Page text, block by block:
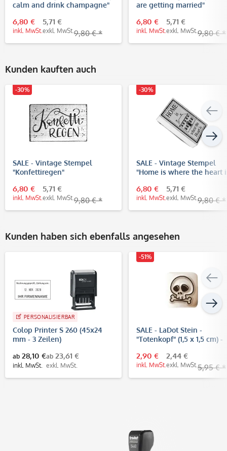
calm and drink champagne"
6,80 €
inkl. MwSt.
5,71 €
exkl. MwSt. 9,80 € *
are getting married"
6,80 €
inkl. MwSt.
5,71 €
exkl. MwSt. 9,80 € *
Kunden kauften auch
-30%
SALE - Vintage Stempel
"Konfettiregen"
6,80 €
inkl. MwSt.
5,71 €
exkl. MwSt. 9,80 € *
-30%
SALE - Vintage Stempel
"Home is where the heart
6,80 €
inkl. MwSt.
5,71 €
exkl. MwSt. 9,80 € *
Kunden haben sich ebenfalls angesehen
PERSONALISIERBAR
Colop Printer S 260 (45x24
mm - 3 Zeilen)
ab 28,10 €
inkl. MwSt.
ab 23,61 €
exkl. MwSt.
-51%
SALE - LaDot Stein -
"Totenkopf" (1,5 x 1,5 cm) -
2,90 €
inkl. MwSt.
2,44 €
exkl. MwSt. 5,95 € *